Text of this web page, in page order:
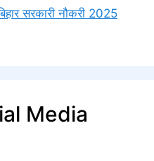
सरकारी नौकरी 2025
Media